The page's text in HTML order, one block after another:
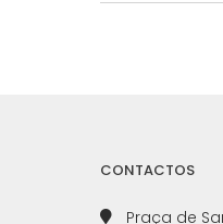
CONTACTOS
Praça de